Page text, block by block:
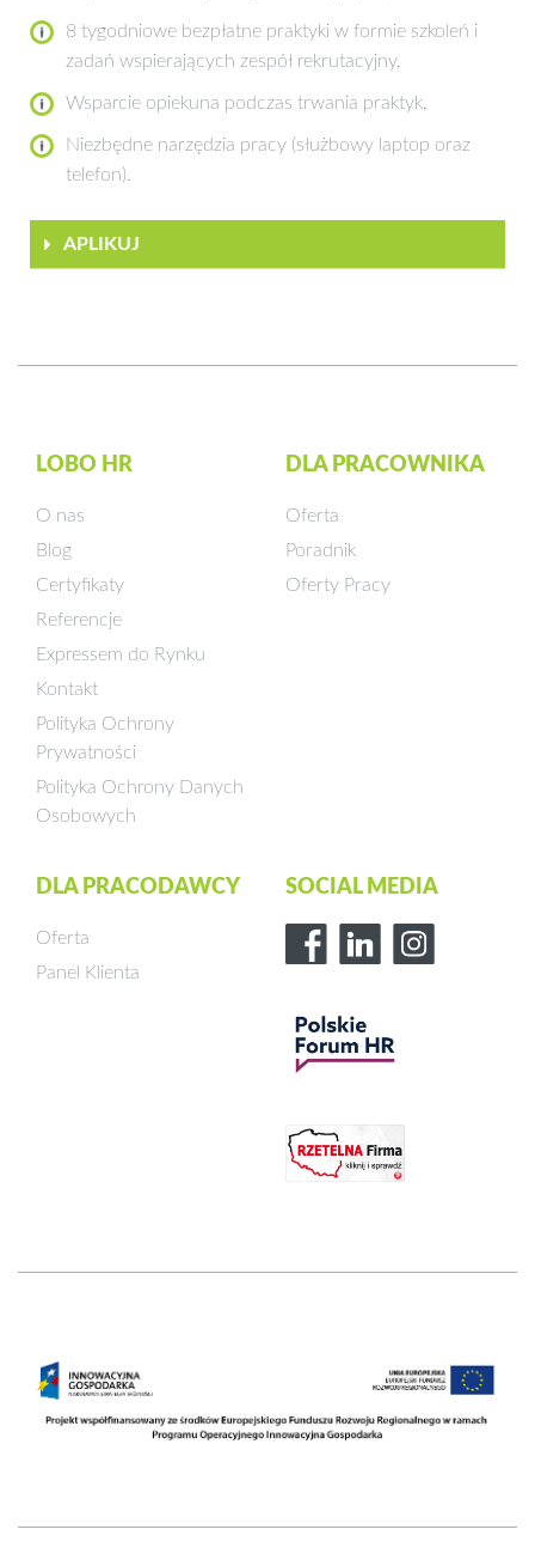
8 tygodniowe bezpłatne praktyki w formie szkoleń i
zadań wspierających zespół rekrutacyjny,
Wsparcie opiekuna podczas trwania praktyk,
Niezbędne narzędzia pracy (służbowy laptop oraz
telefon).
APLIKUJ
LOBO HR
O nas
Blog
Certyfikaty
Referencje
Expressem do Rynku
Kontakt
Polityka Ochrony
Prywatności
Polityka Ochrony Danych
Osobowych
DLA PRACOWNIKA
Oferta
Poradnik
Oferty Pracy
DLA PRACODAWCY
Oferta
Panel Klienta
SOCIAL MEDIA